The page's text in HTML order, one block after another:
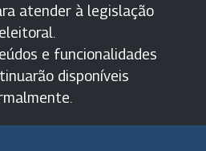
atender à legislação
eleitoral.
e funcionalidades
disponíveis